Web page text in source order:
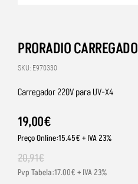
PRORADIO
SKU: E970330
Carregador 220V para UV-X4
19,00€
Preço Online:15.45€ + IVA 23%
20,91€
Pvp Tabela:17.00€ + IVA 23%